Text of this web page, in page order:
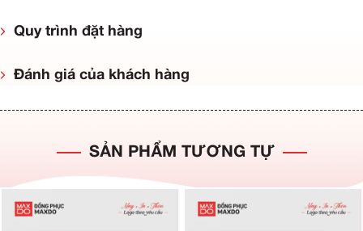
Quy trình đặt hàng
Đánh giá của khách hàng
SẢN PHẨM TƯƠNG TỰ